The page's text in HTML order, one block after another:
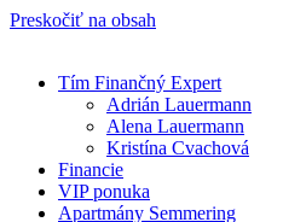
Preskočiť na obsah
Tím Finančný Expert
Adrián Lauermann
Alena Lauermann
Kristína Cvachová
Financie
VIP ponuka
Apartmány Semmering